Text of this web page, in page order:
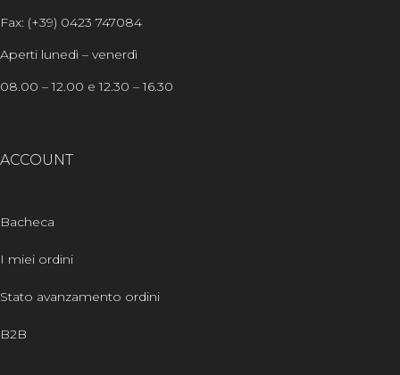
Fax: (+39) 0423 747084
Aperti lunedì – venerdì
08.00 – 12.00 e 12.30 – 16.30
ACCOUNT
Bacheca
I miei ordini
Stato avanzamento ordini
B2B